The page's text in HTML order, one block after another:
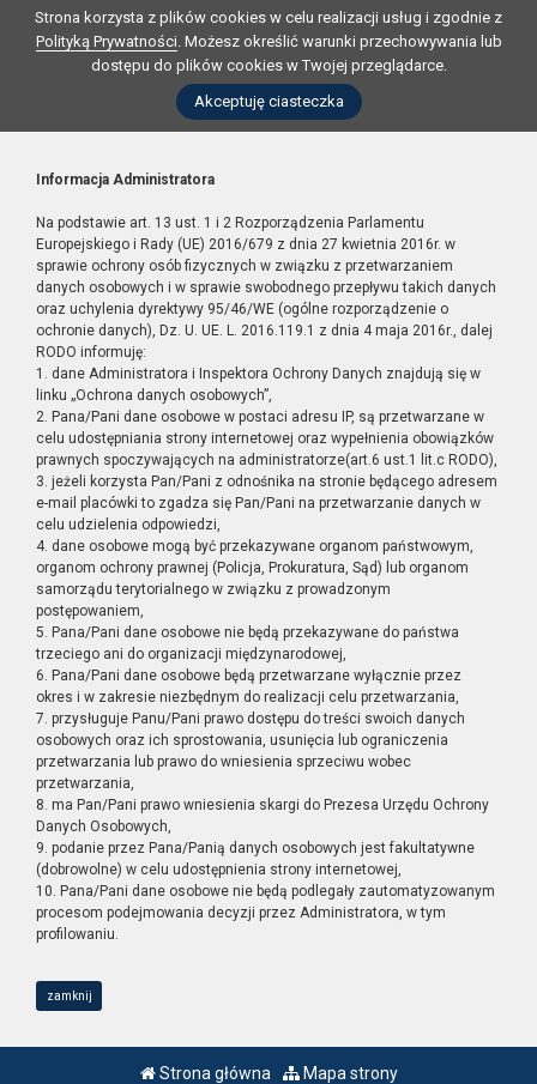
Strona korzysta z plików cookies w celu realizacji usług i zgodnie z
Polityką Prywatności. Możesz określić warunki przechowywania lub
dostępu do plików cookies w Twojej przeglądarce.
Akceptuję ciasteczka
Informacja Administratora
Na podstawie art. 13 ust. 1 i 2 Rozporządzenia Parlamentu
Europejskiego i Rady (UE) 2016/679 z dnia 27 kwietnia 2016r. w
sprawie ochrony osób fizycznych w związku z przetwarzaniem
danych osobowych i w sprawie swobodnego przepływu takich danych
oraz uchylenia dyrektywy 95/46/WE (ogólne rozporządzenie o
ochronie danych), Dz. U. UE. L. 2016.119.1 z dnia 4 maja 2016r., dalej
RODO informuję:
1. dane Administratora i Inspektora Ochrony Danych znajdują się w
linku „Ochrona danych osobowych”,
2. Pana/Pani dane osobowe w postaci adresu IP, są przetwarzane w
celu udostępniania strony internetowej oraz wypełnienia obowiązków
prawnych spoczywających na administratorze(art.6 ust.1 lit.c RODO),
3. jeżeli korzysta Pan/Pani z odnośnika na stronie będącego adresem
e-mail placówki to zgadza się Pan/Pani na przetwarzanie danych w
celu udzielenia odpowiedzi,
4. dane osobowe mogą być przekazywane organom państwowym,
organom ochrony prawnej (Policja, Prokuratura, Sąd) lub organom
samorządu terytorialnego w związku z prowadzonym
postępowaniem,
5. Pana/Pani dane osobowe nie będą przekazywane do państwa
trzeciego ani do organizacji międzynarodowej,
6. Pana/Pani dane osobowe będą przetwarzane wyłącznie przez
okres i w zakresie niezbędnym do realizacji celu przetwarzania,
7. przysługuje Panu/Pani prawo dostępu do treści swoich danych
osobowych oraz ich sprostowania, usunięcia lub ograniczenia
przetwarzania lub prawo do wniesienia sprzeciwu wobec
przetwarzania,
8. ma Pan/Pani prawo wniesienia skargi do Prezesa Urzędu Ochrony
Danych Osobowych,
9. podanie przez Pana/Panią danych osobowych jest fakultatywne
(dobrowolne) w celu udostępnienia strony internetowej,
10. Pana/Pani dane osobowe nie będą podlegały zautomatyzowanym
procesom podejmowania decyzji przez Administratora, w tym
profilowaniu.
zamknij
Strona główna Mapa strony